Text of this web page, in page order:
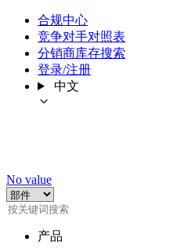
合规中心
竞争对手对照表
分销商库存搜索
登录/注册
中文
No value
产品